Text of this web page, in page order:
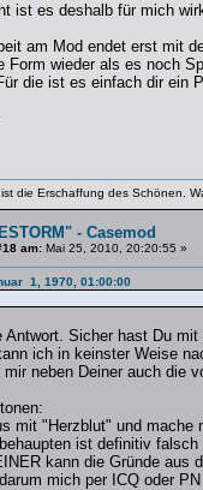
ist es deshalb für mich
am Mod endet erst mit
Form wieder als es noch
die ist es einfach dir ein
die Erschaffung des Schönen.
- Casemod
am: Mai 25, 2010, 20:20:55 »
1, 1970, 01:00:00
Antwort. Sicher hast Du
ich in keinster Weise
neben Deiner auch die
mit "Herzblut" und
ist definitiv
kann die Gründe aus
mich per ICQ oder